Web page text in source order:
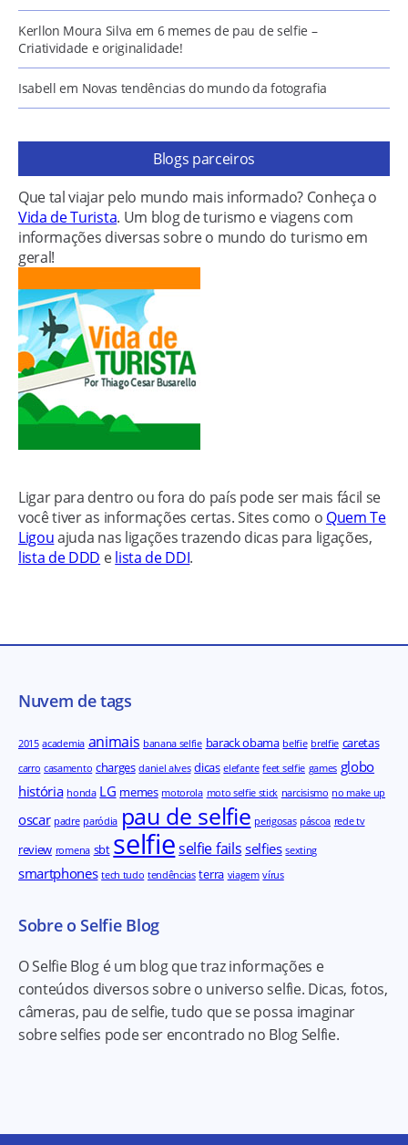
Kerllon Moura Silva em 6 memes de pau de selfie –
Criatividade e originalidade!
Isabell em Novas tendências do mundo da fotografia
Blogs parceiros
Que tal viajar pelo mundo mais informado? Conheça o
Vida de Turista. Um blog de turismo e viagens com
informações diversas sobre o mundo do turismo em
geral!
Ligar para dentro ou fora do país pode ser mais fácil se
você tiver as informações certas. Sites como o Quem Te
Ligouajuda nas ligações trazendo dicas para ligações,
lista de DDD elista de DDI.
Nuvem de tags
2015 academia animais banana selfie barack obama belfie brelfie caretas
carro casamento charges daniel alves dicas elefante feet selfie games globo
história honda LG memes motorola moto selfie stick narcisismo no make up
oscar padre paródia pau de selfie perigosas páscoa rede tv
review romena sbt selfieselfie fails selfies sexting
smartphones tech tudo tendências terra viagem vírus
Sobre o Selfie Blog
O Selfie Blog é um blog que traz informações e
conteúdos diversos sobre o universo selfie. Dicas, fotos,
câmeras, pau de selfie, tudo que se possa imaginar
sobre selfies pode ser encontrado no Blog Selfie.